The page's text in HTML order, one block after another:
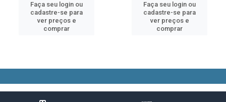
Faça seu login ou
cadastre-se para
ver preços e
comprar
Faça seu login ou
cadastre-se para
ver preços e
comprar